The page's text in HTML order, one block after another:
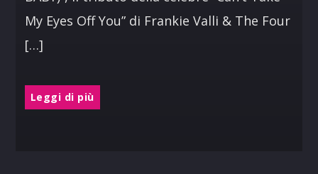
My Eyes Off You” di Frankie Valli & The Four
[…]
Leggi di più